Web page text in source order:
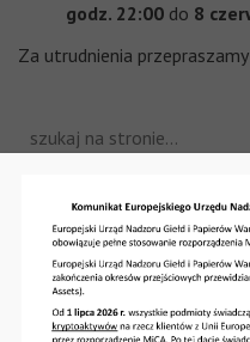
godz. 22:00 do 8
Za utrudnienia przepraszamy
Ostatnie
Co to jest Visa+
Click to Pay
Ostrzegamy!